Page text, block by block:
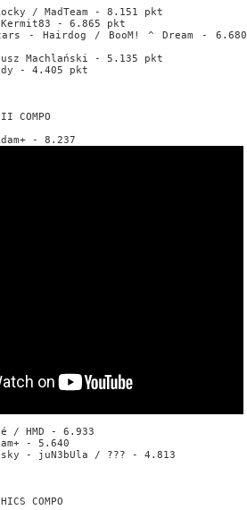
/ MadTeam - 8.151 pkt
- 6.865 pkt
- Hairdog / BooM! ^ Dream - 6.680
Machlański - 5.135 pkt
- 4.405 pkt
COMPO
- 8.237
/ HMD - 6.933
- 5.640
- juN3bUla / ??? - 4.813
COMPO